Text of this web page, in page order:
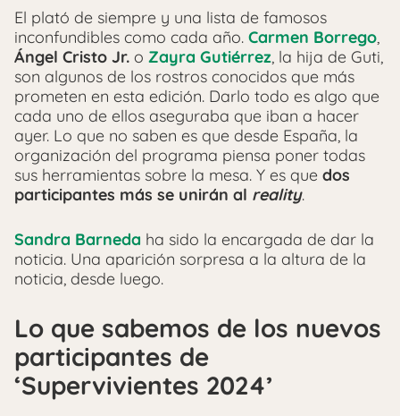
El plató de siempre y una lista de famosos
inconfundibles como cada año. Carmen Borrego,
Ángel Cristo Jr. o Zayra Gutiérrez, la hija de Guti,
son algunos de los rostros conocidos que más
prometen en esta edición. Darlo todo es algo que
cada uno de ellos aseguraba que iban a hacer
ayer. Lo que no saben es que desde España, la
organización del programa piensa poner todas
sus herramientas sobre la mesa. Y es que dos
participantes más se unirán al reality.
Sandra Barneda ha sido la encargada de dar la
noticia. Una aparición sorpresa a la altura de la
noticia, desde luego.
Lo que sabemos de los nuevos
participantes de
‘Supervivientes 2024’